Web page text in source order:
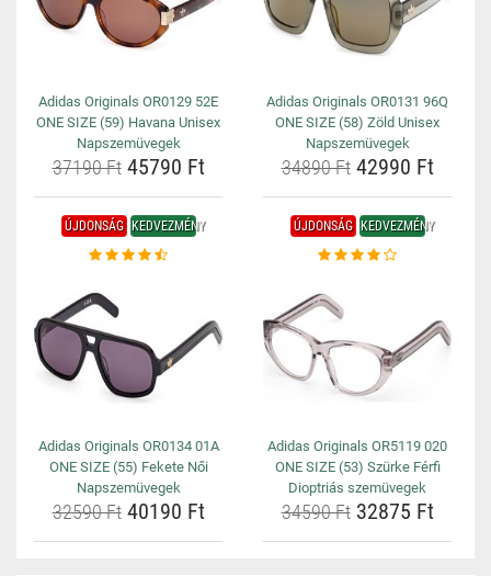
Adidas Originals OR0129 52E
ONE SIZE (59) Havana Unisex
Napszemüvegek
37190 Ft45790 Ft
Adidas Originals OR0131 96Q
ONE SIZE (58) Zöld Unisex
Napszemüvegek
34890 Ft42990 Ft
ÚJDONSÁG KEDVEZMÉNY
Adidas Originals OR0134 01A
ONE SIZE (55) Fekete Női
Napszemüvegek
32590 Ft40190 Ft
ÚJDONSÁG KEDVEZMÉNY
Adidas Originals OR5119 020
ONE SIZE (53) Szürke Férfi
Dioptriás szemüvegek
34590 Ft32875 Ft